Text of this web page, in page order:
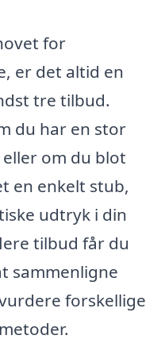
for
er det altid en
tre tilbud.
du har en stor
om du blot
en enkelt stub,
udtryk i din
tilbud får du
sammenligne
forskellige